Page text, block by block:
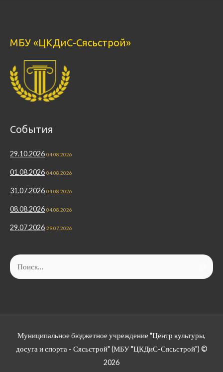
МБУ «ЦКДиС-Сясьстрой»
События
29.10.2026 04.08.2026
01.08.2026 04.08.2026
31.07.2026 04.08.2026
08.08.2026 04.08.2026
29.07.2026 29.07.2026
Муниципальное бюджетное учреждение "Центр культуры,
досуга и спорта - Сясьстрой" (МБУ "ЦКДиС-Сясьстрой") ©
2026